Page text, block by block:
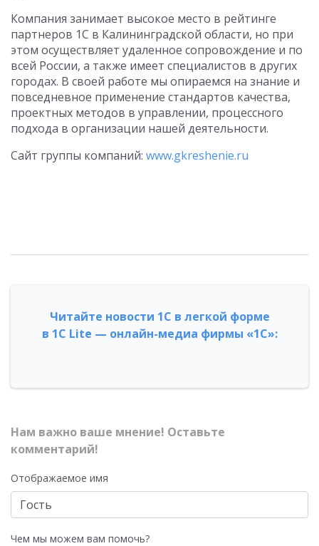
Компания занимает высокое место в рейтинге
партнеров 1С в Калининградской области, но при
этом осуществляет удаленное сопровождение и по
всей России, а также имеет специалистов в других
городах. В своей работе мы опираемся на знание и
повседневное применение стандартов качества,
проектных методов в управлении, процессного
подхода в организации нашей деятельности.
Сайт группы компаний: www.gkreshenie.ru
Читайте новости 1С в легкой форме
в 1С Lite — онлайн-медиа фирмы «1С»:
Нам важно ваше мнение! Оставьте
комментарий!
Отображаемое имя
Чем мы можем вам помочь?